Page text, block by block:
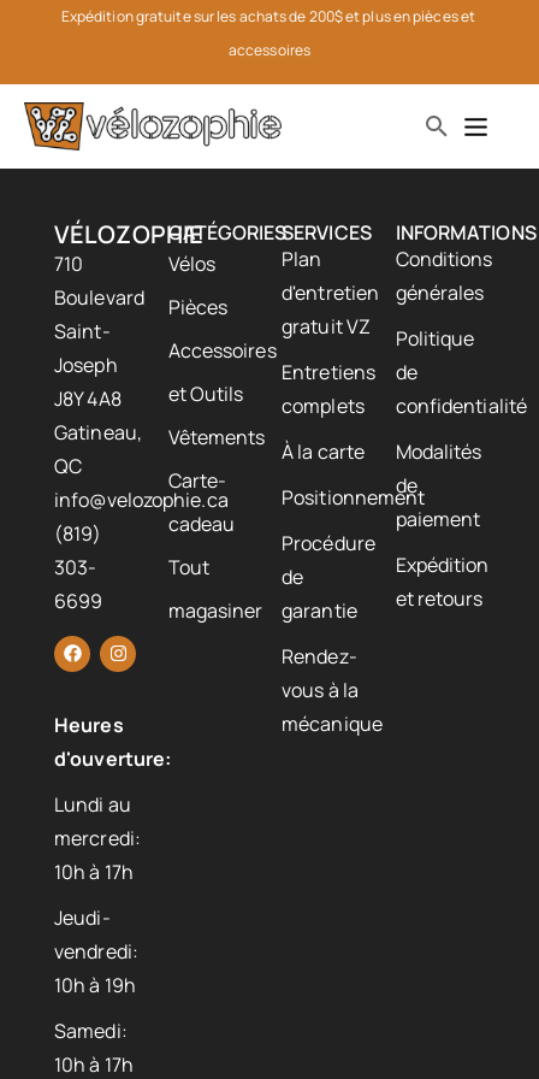
Expédition gratuite sur les achats de 200$ et plus en pièces et
accessoires
VÉLOZOPHIE
710
Boulevard
Saint-
Joseph
J8Y 4A8
Gatineau,
QC
info@velozophie.ca
(819)
303-
6699
Heures
d'ouverture:
Lundi au
mercredi:
10h à 17h
Jeudi-
vendredi:
10h à 19h
Samedi:
10h à 17h
CATÉGORIES
Vélos
Pièces
Accessoires
et Outils
Vêtements
Carte-
cadeau
Tout
magasiner
SERVICES
Plan
d'entretien
gratuit VZ
Entretiens
complets
À la carte
Positionnement
Procédure
de
garantie
Rendez-
vous à la
mécanique
INFORMATIONS
Conditions
générales
Politique
de
confidentialité
Modalités
de
paiement
Expédition
et retours